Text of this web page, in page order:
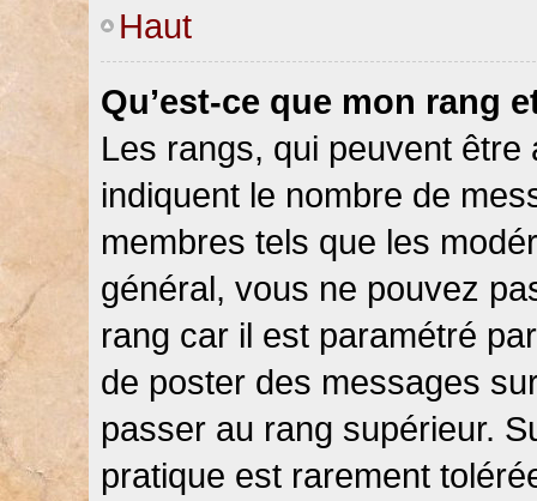
Haut
Qu’est-ce que mon rang
Les rangs, qui peuvent être
indiquent le nombre de
membres tels que les
général, vous ne pouvez
rang car il est paramétré
de poster des messages
passer au rang supérieur.
pratique est rarement